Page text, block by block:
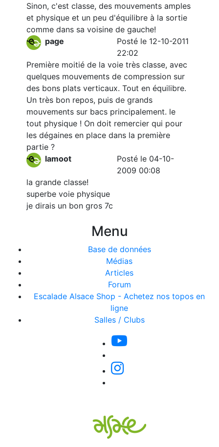
Sinon, c'est classe, des mouvements amples
et physique et un peu d'équilibre à la sortie
comme dans sa voisine de gauche!
page
Posté le 12-10-2011
22:02
Première moitié de la voie très classe, avec
quelques mouvements de compression sur
des bons plats verticaux. Tout en équilibre.
Un très bon repos, puis de grands
mouvements sur bacs principalement. le
tout physique ! On doit remercier qui pour
les dégaines en place dans la première
partie ?
lamoot
Posté le 04-10-
2009 00:08
la grande classe!
superbe voie physique
je dirais un bon gros 7c
Menu
Base de données
Médias
Articles
Forum
Escalade Alsace Shop - Achetez nos topos en
ligne
Salles / Clubs